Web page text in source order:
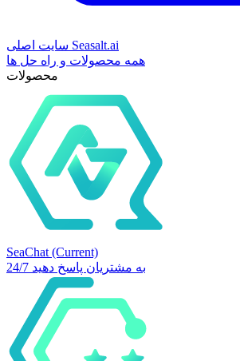
سایت اصلی Seasalt.ai
همه محصولات و راه حل ها
محصولات
SeaChat (Current)
24/7 به مشتریان پاسخ دهید